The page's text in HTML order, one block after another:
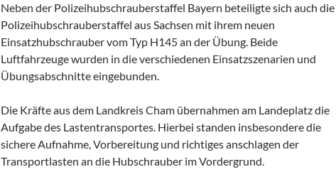
Neben der Polizeihubschrauberstaffel Bayern beteiligte sich auch die
Polizeihubschrauberstaffel aus Sachsen mit ihrem neuen
Einsatzhubschrauber vom Typ H145 an der Übung. Beide
Luftfahrzeuge wurden in die verschiedenen Einsatzszenarien und
Übungsabschnitte eingebunden.
Die Kräfte aus dem Landkreis Cham übernahmen am Landeplatz die
Aufgabe des Lastentransportes. Hierbei standen insbesondere die
sichere Aufnahme, Vorbereitung und richtiges anschlagen der
Transportlasten an die Hubschrauber im Vordergrund.